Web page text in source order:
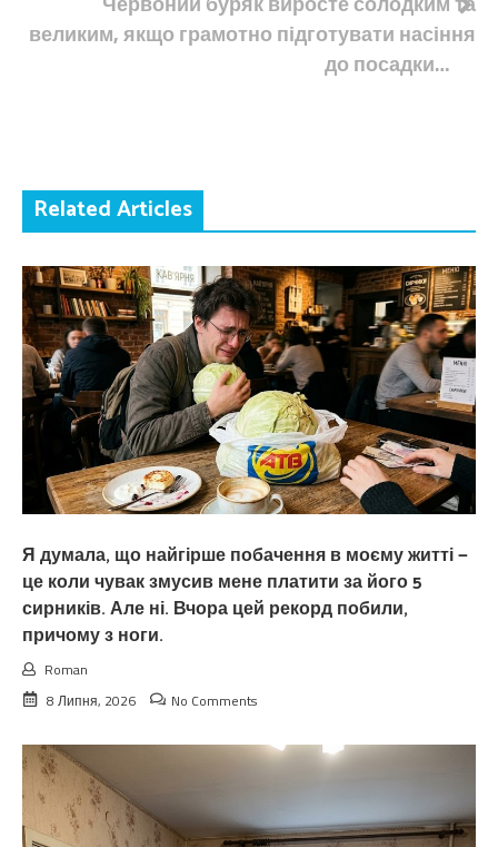
великим, якщо грамотно підготувати насіння
до посадки…
Related Articles
Я думала, що найгірше побачення в моєму житті —
це коли чувак змусив мене платити за його 5
сирників. Але ні. Вчора цей рекорд побили,
причому з ноги.
Roman
8 Липня, 2026
No Comments